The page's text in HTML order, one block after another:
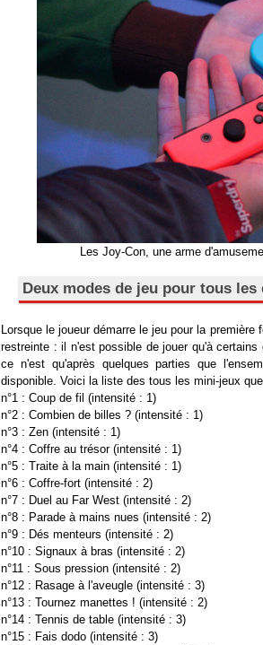
Les Joy-Con, une arme
Deux modes de jeu pour tous les
Lorsque le joueur démarre le jeu pour la
restreinte : il n'est possible de jouer qu'à
ce n'est qu'après quelques parties que
disponible. Voici la liste des tous les mini-jeux
n°1 : Coup de fil (intensité : 1)
n°2 : Combien de billes ? (intensité : 1)
n°3 : Zen (intensité : 1)
n°4 : Coffre au trésor (intensité : 1)
n°5 : Traite à la main (intensité : 1)
n°6 : Coffre-fort (intensité : 2)
n°7 : Duel au Far West (intensité : 2)
n°8 : Parade à mains nues (intensité : 2)
n°9 : Dés menteurs (intensité : 2)
n°10 : Signaux à bras (intensité : 2)
n°11 : Sous pression (intensité : 2)
n°12 : Rasage à l'aveugle (intensité : 3)
n°13 : Tournez manettes ! (intensité : 2)
n°14 : Tennis de table (intensité : 3)
n°15 : Fais dodo (intensité : 3)